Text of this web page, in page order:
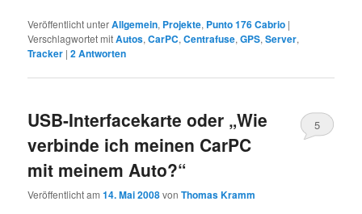
Veröffentlicht unterAllgemein, Projekte, Punto 176 Cabrio |
Verschlagwortet mitAutos,CarPC,Centrafuse,GPS,Server,
Tracker |2Antworten
USB-Interfacekarte oder „Wie
verbinde ich meinen CarPC
mit meinem Auto?“
Veröffentlicht am14. Mai 2008vonThomas Kramm
5